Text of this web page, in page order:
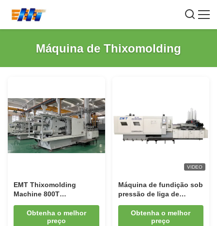
Máquina de Thixomolding
EMT Thixomolding
Machine 800T
Injection Molding
Obtenha o melhor
preço
VIDEO
Máquina de fundição sob
pressão de liga de
tixomoldagem 300T
Processo semi a sólido
Obtenha o melhor
preço